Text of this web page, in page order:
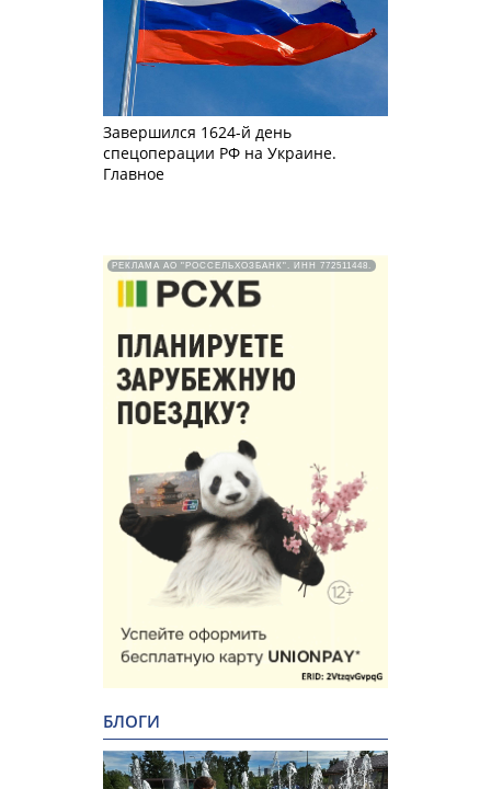
Завершился 1624-й день
спецоперации РФ на Украине.
Главное
РЕКЛАМА АО "РОССЕЛЬХОЗБАНК". ИНН 772511448.
БЛОГИ